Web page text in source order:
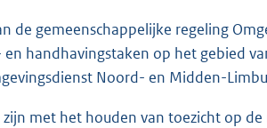
de gemeenschappelijke regeling
handhavingstaken op het gebied
Noord- en Midden-
met het houden van toezicht op